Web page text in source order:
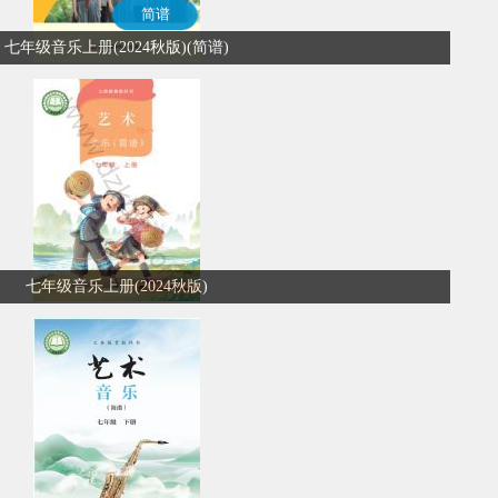
简谱
七年级音乐上册(2024秋版)(简谱)
七年级音乐上册(2024秋版)